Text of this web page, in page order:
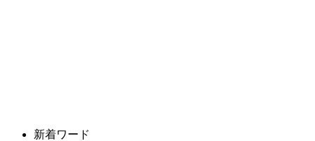
新着ワード